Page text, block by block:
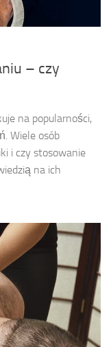
– czy
na popularności,
Wiele osób
i czy stosowanie
na ich